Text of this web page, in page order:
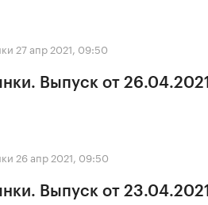
27 апр 2021, 09:50
Выпуск от 26.04.2021
26 апр 2021, 09:50
Выпуск от 23.04.2021